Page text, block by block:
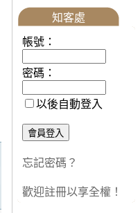
知客處
帳號：
密碼：
以後自動登入
忘記密碼？
歡迎註冊以享全權！